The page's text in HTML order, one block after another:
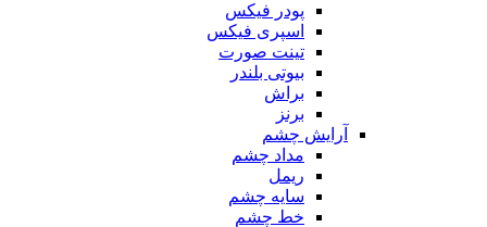
پودر فیکس
اسپری فیکس
تینت صورت
بیوتی بلندر
براش
برنز
آرایش چشم
مداد چشم
ریمل
سایه چشم
خط چشم